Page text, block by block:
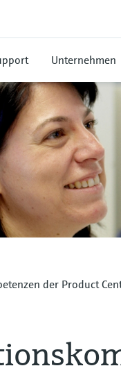
Unternehmen
der Product